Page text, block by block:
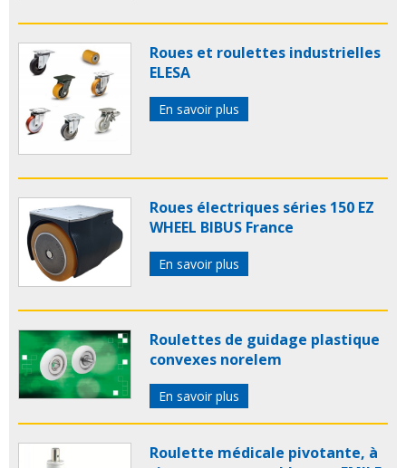
Roues et roulettes industrielles
ELESA
En savoir plus
Roues électriques séries 150 EZ
WHEEL BIBUS France
En savoir plus
Roulettes de guidage plastique
convexes norelem
En savoir plus
Roulette médicale pivotante, à